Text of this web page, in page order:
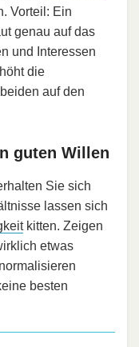
Vorteil: Ein
genau auf das
und Interessen
die
auf den
guten Willen
Sie sich
lassen sich
kitten. Zeigen
etwas
besten